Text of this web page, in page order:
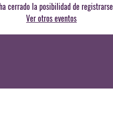
cerrado la posibilidad de registrarse
Ver otros eventos